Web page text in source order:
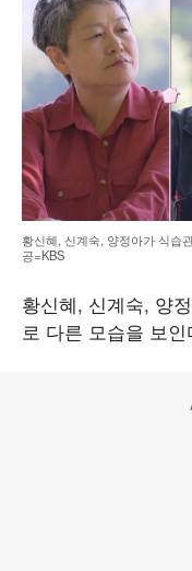
황신혜, 신계숙, 양정아가 식습
공=KBS
황신혜, 신계숙, 양
로 다른 모습을 보인